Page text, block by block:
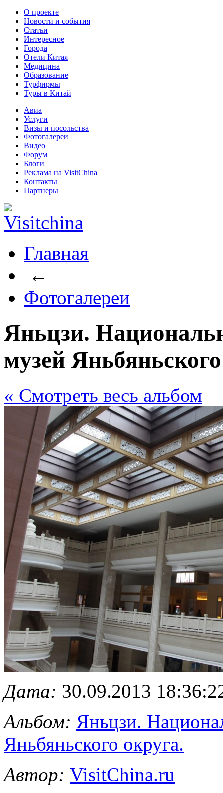
О проекте
Новости и события
Статьи
Интересное
Города
Отели Китая
Медицина
Образование
Турфирмы
Туры в Китай
Авиа
Услуги
Визы и посольства
Фотогалереи
Видео
Форум
Блоги
Реклама на VisitChina
Контакты
Партнеры
Главная
←
Фотогалереи
Яньцзи.
музей
« Cмотреть весь альбом
Дата: 30.09.2013
Альбом: Яньцзи.
Яньбяньского округа.
Автор: VisitChina.ru